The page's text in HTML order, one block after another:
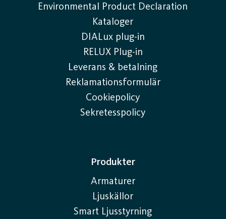
Environmental Product Declaration
Kataloger
DIALux plug-in
RELUX Plug-in
Leverans & betalning
Reklamationsformulär
Cookiepolicy
Sekretesspolicy
Produkter
Armaturer
Ljuskällor
Smart Ljusstyrning